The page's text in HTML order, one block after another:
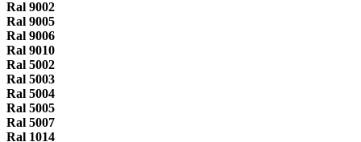
Ral 9002
Ral 9005
Ral 9006
Ral 9010
Ral 5002
Ral 5003
Ral 5004
Ral 5005
Ral 5007
Ral 1014